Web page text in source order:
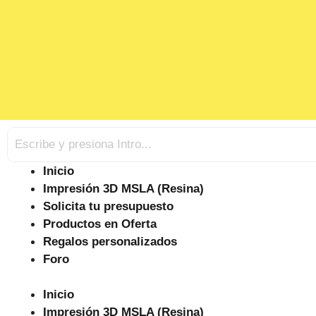
Inicio
Impresión 3D MSLA (Resina)
Solicita tu presupuesto
Productos en Oferta
Regalos personalizados
Foro
Inicio
Impresión 3D MSLA (Resina)